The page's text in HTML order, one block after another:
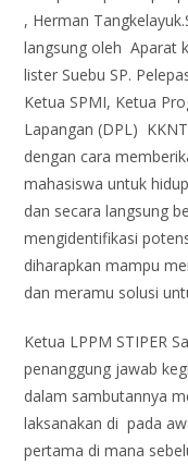
, Herman
langsung oleh Aparat
lister Suebu SP.
Ketua SPMI, Ketua
Lapangan (DPL)
dengan cara
mahasiswa untuk
dan secara langsung
mengidentifikasi
diharapkan mampu
dan meramu solusi
Ketua LPPM STIPER
penanggung jawab
dalam sambutannya
laksanakan di pada
pertama di mana